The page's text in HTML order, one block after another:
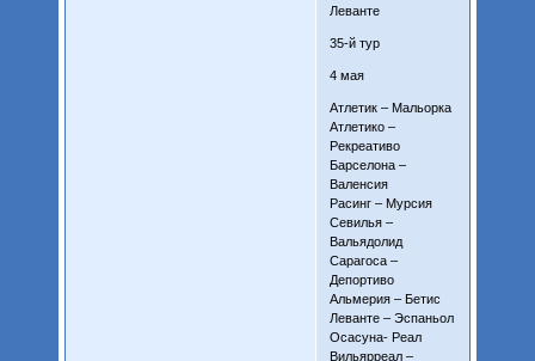
Леванте
35-й тур
4 мая
Атлетик – Мальорка
Атлетико –
Рекреативо
Барселона –
Валенсия
Расинг – Мурсия
Севилья –
Вальядолид
Сарагоса –
Депортиво
Альмерия – Бетис
Леванте – Эспаньол
Осасуна- Реал
Вильярреал –